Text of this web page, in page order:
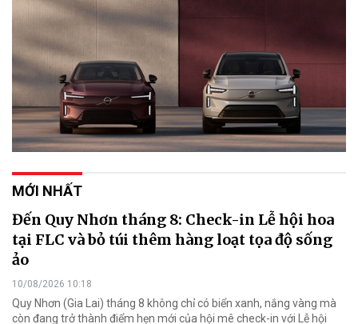
MỚI NHẤT
Đến Quy Nhơn tháng 8: Check-in Lễ hội hoa
tại FLC và bỏ túi thêm hàng loạt tọa độ sống
ảo
10/08/2026 10:18
Quy Nhơn (Gia Lai) tháng 8 không chỉ có biển xanh, nắng vàng mà
còn đang trở thành điểm hẹn mới của hội mê check-in với Lễ hội